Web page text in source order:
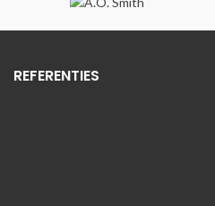
REFERENTIES